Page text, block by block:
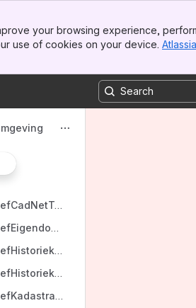
your browsing experience,
use of cookies on your device.
Kadaster.GeefCadNetTransacties-V1
Kadaster.GeefEigendomstoestanden-02.00
Kadaster.GeefHistoriekEigendomstoestand-03.00
Kadaster.GeefHistoriekMutatiedossier-03.00
Kadaster.GeefKadastraleAfdelingenOpKBO-V1